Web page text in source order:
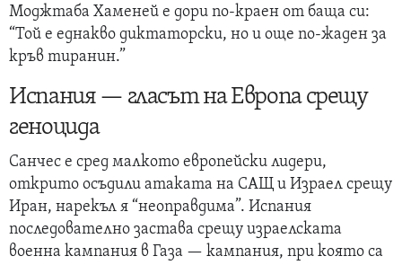
Моджтаба Хаменей е дори по-краен от баща си:
“Той е еднакво диктаторски, но и още по-жаден за
кръв тиранин.”
Испания — гласът на Европа срещу
геноцида
Санчес е сред малкото европейски лидери,
открито осъдили атаката на САЩ и Израел срещу
Иран, нарекъл я “неоправдима”. Испания
последователно застава срещу израелската
военна кампания в Газа — кампания, при която са